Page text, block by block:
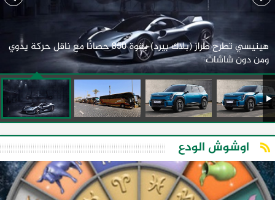
هينيسي تطرح طراز (بلاك بيرد) بقوة 850 حصانًا مع ناقل حركة يدوي
ومن دون شاشات
اوشوش الودع